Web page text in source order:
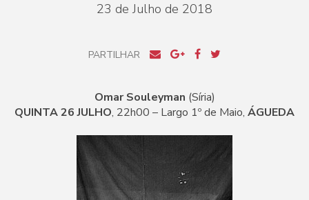
23 de Julho de 2018
PARTILHAR
Omar Souleyman (Síria)
QUINTA 26 JULHO, 22h00 – Largo 1º de Maio, ÁGUEDA